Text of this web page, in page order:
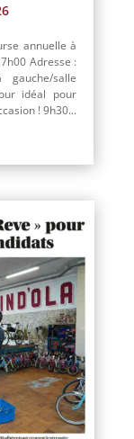
annuelle à
Adresse :
salle
idéal pour
! 9h30...